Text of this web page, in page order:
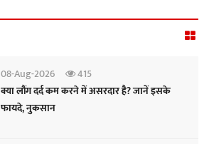
08-Aug-2026
415
क्या लौंग दर्द कम करने में असरदार है? जानें इसके
फायदे, नुकसान